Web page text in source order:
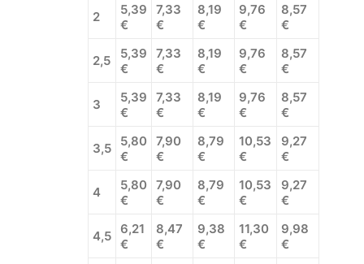
2
5,39
€
7,33
€
8,19
€
9,76
€
8,57
€
2,5
5,39
€
7,33
€
8,19
€
9,76
€
8,57
€
3
5,39
€
7,33
€
8,19
€
9,76
€
8,57
€
3,5
5,80
€
7,90
€
8,79
€
10,53
€
9,27
€
4
5,80
€
7,90
€
8,79
€
10,53
€
9,27
€
4,5
6,21
€
8,47
€
9,38
€
11,30
€
9,98
€